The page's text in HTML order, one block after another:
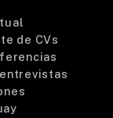
de CVs